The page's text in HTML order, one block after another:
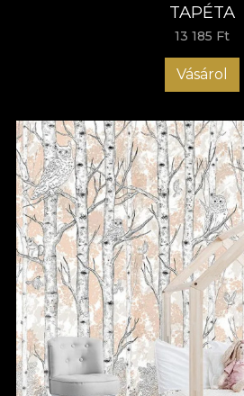
TAPÉTA
13 185 Ft
Vásárol